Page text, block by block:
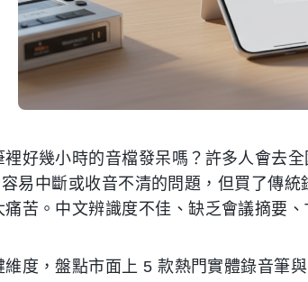
好幾小時的音檔發呆嗎？許多人會去
易中斷或收音不清的問題，但買了傳統
苦。中文辨識度不佳、缺乏會議摘要
度，盤點市面上 5 款熱門實體錄音筆